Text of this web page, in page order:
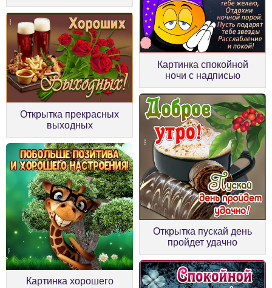
Открытка прекрасных
выходных
Картинка спокойной
ночи с надписью
Картинка хорошего
Открытка пускай день
пройдет удачно